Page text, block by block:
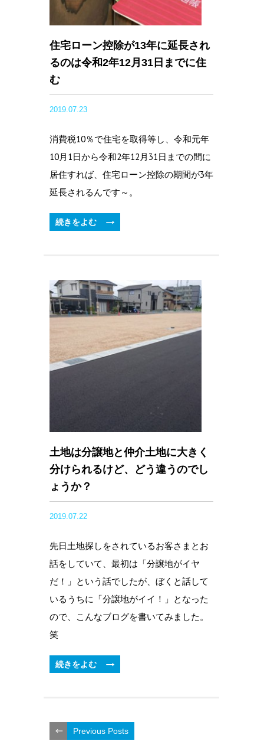
住宅ローン控除が13年に延長され
るのは令和2年12月31日までに住
む
2019.07.23
消費税10％で住宅を取得等し、令和元年
10月1日から令和2年12月31日までの間に
居住すれば、住宅ローン控除の期間が3年
延長されるんです～。
続きをよむ
土地は分譲地と仲介土地に大きく
分けられるけど、どう違うのでし
ょうか？
2019.07.22
先日土地探しをされているお客さまとお
話をしていて、最初は「分譲地がイヤ
だ！」という話でしたが、ぼくと話して
いるうちに「分譲地がイイ！」となった
ので、こんなブログを書いてみました。
笑
続きをよむ
Previous Posts